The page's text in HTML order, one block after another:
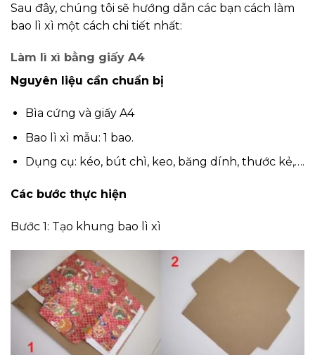
Sau đây, chúng tôi sẽ hướng dẫn các bạn cách làm
bao lì xì một cách chi tiết nhất:
Làm lì xì bằng giấy A4
Nguyên liệu cần chuẩn bị
Bìa cứng và giấy A4
Bao lì xì mẫu: 1 bao.
Dụng cụ: kéo, bút chì, keo, băng dính, thước kẻ,….
Các bước thực hiện
Bước 1: Tạo khung bao lì xì